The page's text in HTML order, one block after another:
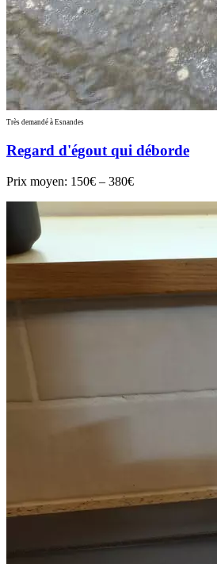
Très demandé à Esnandes
Regard d'égout qui déborde
Prix moyen: 150€ – 380€